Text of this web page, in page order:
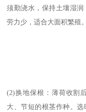
须勤浇水，保持土壤湿
劳力少，适合大面积繁殖。
(2)换地保根：薄荷收割
大、节短的根茎作种。